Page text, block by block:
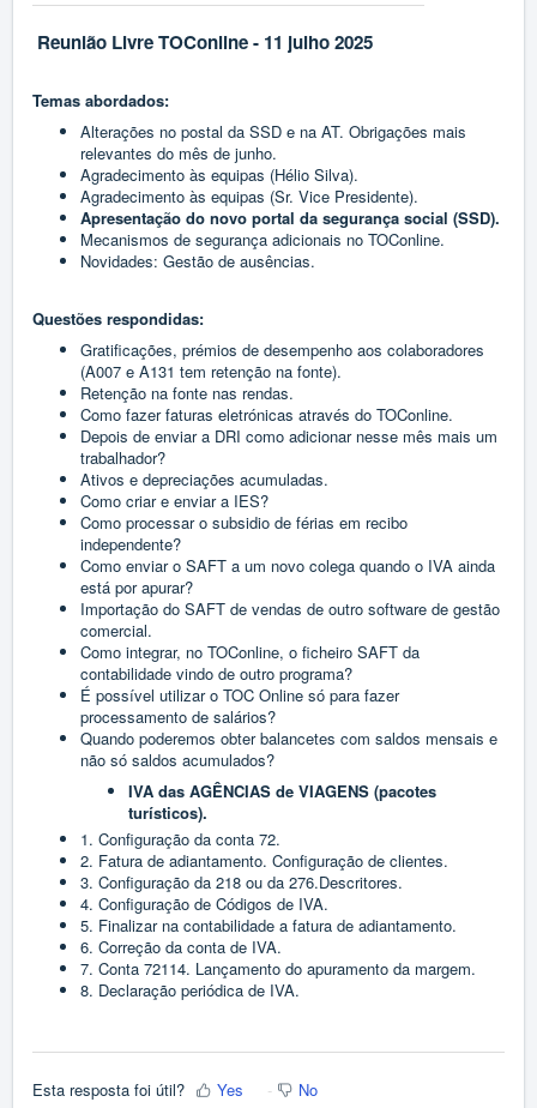
Reunião Livre TOConline - 11 julho 2025
Temas abordados:
Alterações no postal da SSD e na AT. Obrigações mais
relevantes do mês de junho.
Agradecimento às equipas (Hélio Silva).
Agradecimento às equipas (Sr. Vice Presidente).
Apresentação do novo portal da segurança social (SSD).
Mecanismos de segurança adicionais no TOConline.
Novidades: Gestão de ausências.
Questões respondidas:
Gratificações, prémios de desempenho aos colaboradores
(A007 e A131 tem retenção na fonte).
Retenção na fonte nas rendas.
Como fazer faturas eletrónicas através do TOConline.
Depois de enviar a DRI como adicionar nesse mês mais um
trabalhador?
Ativos e depreciações acumuladas.
Como criar e enviar a IES?
Como processar o subsidio de férias em recibo
independente?
Como enviar o SAFT a um novo colega quando o IVA ainda
está por apurar?
Importação do SAFT de vendas de outro software de gestão
comercial.
Como integrar, no TOConline, o ficheiro SAFT da
contabilidade vindo de outro programa?
É possível utilizar o TOC Online só para fazer
processamento de salários?
Quando poderemos obter balancetes com saldos mensais e
não só saldos acumulados?
IVA das AGÊNCIAS de VIAGENS (pacotes
turísticos).
1. Configuração da conta 72.
2. Fatura de adiantamento. Configuração de clientes.
3. Configuração da 218 ou da 276.Descritores.
4. Configuração de Códigos de IVA.
5. Finalizar na contabilidade a fatura de adiantamento.
6. Correção da conta de IVA.
7. Conta 72114. Lançamento do apuramento da margem.
8. Declaração periódica de IVA.
Esta resposta foi útil? Yes No